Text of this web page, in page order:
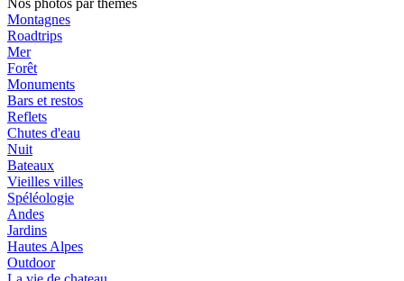
Nos photos par thèmes
Montagnes
Roadtrips
Mer
Forêt
Monuments
Bars et restos
Reflets
Chutes d'eau
Nuit
Bateaux
Vieilles villes
Spéléologie
Andes
Jardins
Hautes Alpes
Outdoor